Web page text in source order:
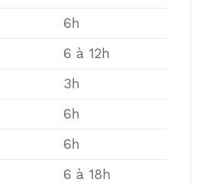
6h
6 à 12h
3h
6h
6h
6 à 18h